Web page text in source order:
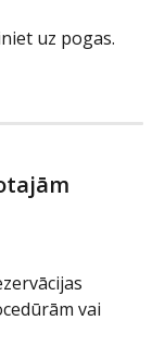
uz pogas.
vai